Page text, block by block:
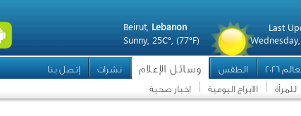
Last
Wednesday,
Beirut, Lebanon
Sunny, 25C°, (77°F)
2026 الطقس وسائل الإعلام نشرات
إتصل بنا
للمرأة الابراج اليومية اخبار صحية